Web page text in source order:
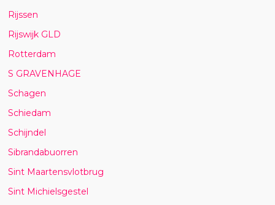
Rijssen
Rijswijk GLD
Rotterdam
S GRAVENHAGE
Schagen
Schiedam
Schijndel
Sibrandabuorren
Sint Maartensvlotbrug
Sint Michielsgestel